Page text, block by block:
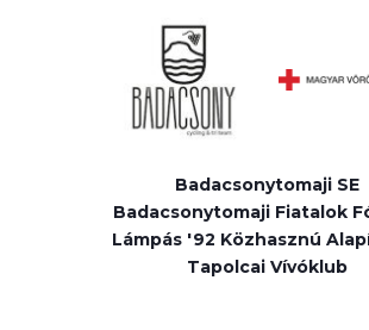
Badacsonytomaji SE
Badacsonytomaji Fiatalok
Lámpás '92 Közhasznú
Tapolcai Vívóklub